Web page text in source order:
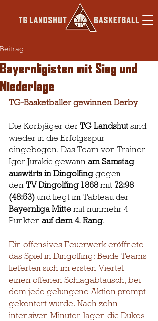
Beitrag
Bayernligisten mit Sieg und
Niederlage
TG-Basketballer gewinnen Derby
Die Korbjäger der TG Landshut sind
wieder in die Erfolgsspur
eingebogen. Das Team von Trainer
Igor Jurakic gewann am Samstag
auswärts in Dingolfing gegen
den TV Dingolfing 1868 mit 72:98
(48:53) und liegt im Tableau der
Bayernliga Mitte mit nunmehr 4
Punkten auf dem 4. Rang.
Ein offensives Feuerwerk eröffnete
das Spiel in Dingolfing: Beide Teams
lieferten sich im ersten Viertel
einen offenen Schlagabtausch, bei
dem jede gelungene Aktion prompt
gekontert wurde. Nach zehn
intensiven Minuten lagen die Dukes